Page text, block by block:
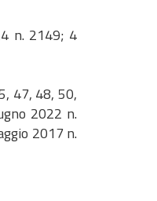
n. 2149; 4
47, 48, 50,
2022 n.
2017 n.